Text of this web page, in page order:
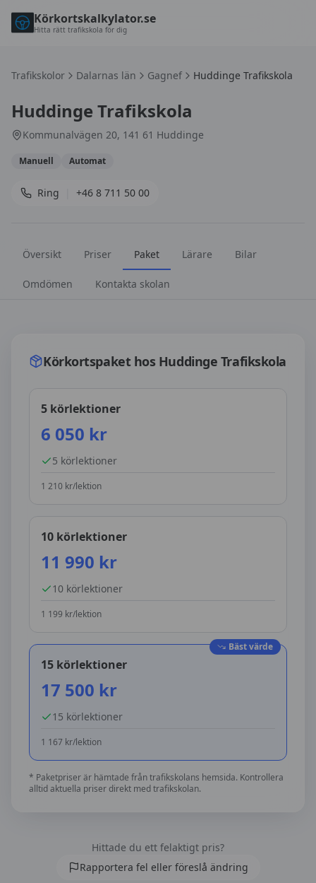
Körkortskalkylator.se
Hitta rätt trafikskola för dig
Trafikskolor Dalarnas län Gagnef Huddinge Trafikskola
Huddinge Trafikskola
Kommunalvägen 20, 141 61 Huddinge
Manuell Automat
Ring +46 8 711 50 00
Översikt Priser Paket Lärare Bilar
Omdömen Kontakta skolan
Körkortspaket hos Huddinge Trafikskola
5 körlektioner
6 050 kr
5 körlektioner
1 210 kr/lektion
10 körlektioner
11 990 kr
10 körlektioner
1 199 kr/lektion
Bäst värde
15 körlektioner
17 500 kr
15 körlektioner
1 167 kr/lektion
* Paketpriser är hämtade från trafikskolans hemsida. Kontrollera
alltid aktuella priser direkt med trafikskolan.
Hittade du ett felaktigt pris?
Rapportera fel eller föreslå ändring